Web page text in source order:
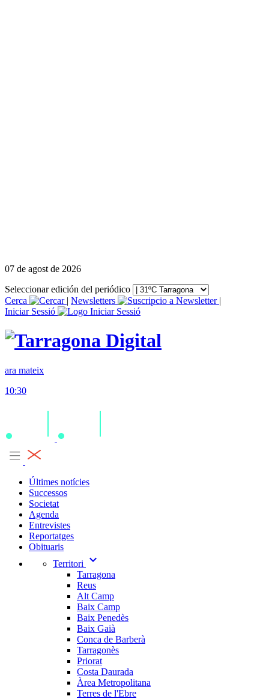
07 de agost de 2026
Seleccionar edición del periódico
Cerca
| Newsletters
|
Iniciar Sessió
ara mateix
10:30
Últimes notícies
Successos
Societat
Agenda
Entrevistes
Reportatges
Obituaris
Territori
expand_more
Tarragona
Reus
Alt Camp
Baix Camp
Baix Penedès
Baix Gaià
Conca de Barberà
Tarragonès
Priorat
Costa Daurada
Àrea Metropolitana
Terres de l'Ebre